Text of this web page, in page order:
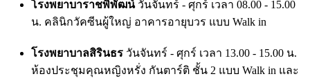
โรงพยาบาราชพิพัฒน์วันจันทร์ - ศุกร์ เวลา 08.00 - 15.00
น. คลินิกวัคซีนผู้ใหญ่ อาคารอายุบวร แบบ Walk in
โรงพยาบาลสิรินธร วันจันทร์ - ศุกร์ เวลา 13.00 - 15.00 น.
ห้องประชุมคุณหญิงหรั่ง กันตาร์ติ ชั้น 2 แบบ Walk in และ